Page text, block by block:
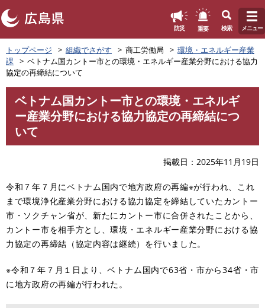
ペ
ー
ジ
の
防災 重要 検索 メニュー
トップページ 組織でさがす 商工労働局
環境・エネルギー産業
課
ベトナム国カントー市との環境・エネルギー産業分野における協力
協定の再締結について
ベトナム国カントー市との環境・エネルギ
ー産業分野における協力協定の再締結につ
いて
掲載日 2025年11月19日
令和７年７月にベトナム国内で地方政府の再編※が行われ、これ
まで環境浄化産業分野における協力協定を締結していたカントー
市・ソクチャン省が、新たにカントー市に合併されたことから、
カントー市を相手方とし、環境・エネルギー産業分野における協
力協定の再締結（協定内容は継続）を行いました。
※令和７年７月１日より、ベトナム国内で63省・市から34省・市
に地方政府の再編が行われた。